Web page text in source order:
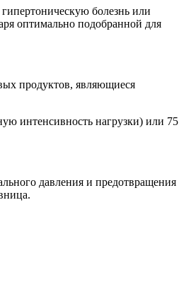
болезнь или
оптимально подобранной для
продуктов, являющиеся
интенсивность нагрузки) или 75
давления и предотвращения